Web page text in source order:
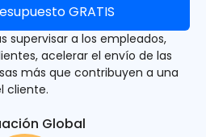
GRATIS
supervisar a los empleados,
acelerar el envío de las
más que contribuyen a una
cliente.
Global